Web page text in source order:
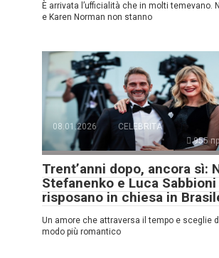
È arrivata l’ufficialità che in molti temevano.
e Karen Norman non stanno
08.01.2026
CELEBRITÀ
955
Trent’anni dopo, ancora sì:
Stefanenko e Luca
risposano in chiesa in
Un amore che attraversa il tempo e sceglie
modo più romantico